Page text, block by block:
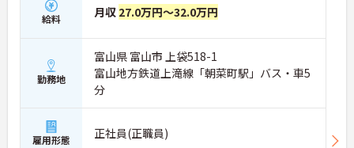
高い収入を獲得できます】
・各施設での現場対応や指導を担うため、多様な環
境で専門性を高められます
・高水準の特別報酬やスクランブル手当などが支給
されます
【年間17日のリフレッシュ休暇があり、私生活と両
立して長く続けられます】
・有給休暇とは別に年間17日間のリフレッシュ休暇
を支給！平日の取得もしやすく趣味や家族との時
給料 月収 27.0万円～32.0万円
勤務地
富山県 富山市 上袋518-1
富山地方鉄道上滝線「朝菜町駅」バス・車5
分
雇用形態 正社員(正職員)